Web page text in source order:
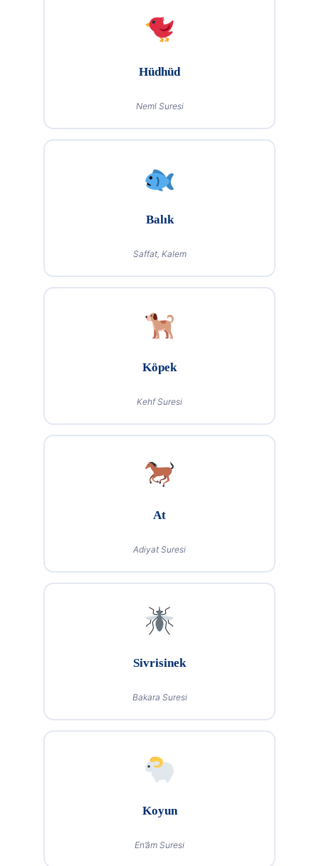
Hüdhüd
Neml Suresi
Balık
Saffat, Kalem
Köpek
Kehf Suresi
At
Adiyat Suresi
Sivrisinek
Bakara Suresi
Koyun
En’âm Suresi